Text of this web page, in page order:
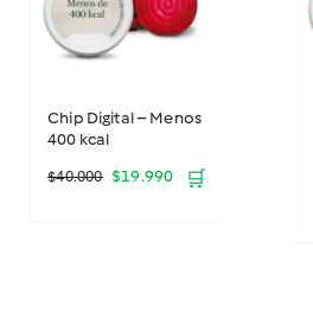
Chip Digital – Menos
400 kcal
$40.000 El
$19.990El 🛒